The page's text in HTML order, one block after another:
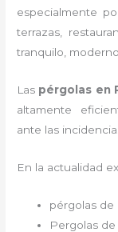
especialmente
terrazas,
tranquilo,
Las pérgolas en
altamente
ante las
En la actualidad
pérgolas de
Pergolas